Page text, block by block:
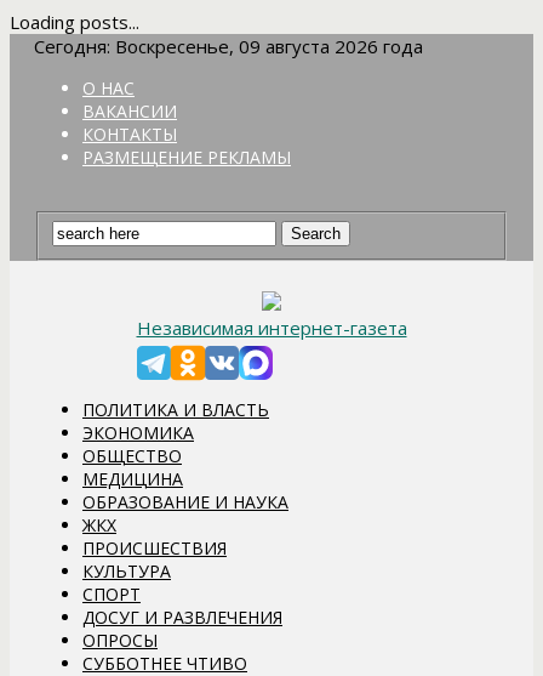
Loading posts...
Сегодня: Воскресенье, 09 августа 2026 года
О НАС
ВАКАНСИИ
КОНТАКТЫ
РАЗМЕЩЕНИЕ РЕКЛАМЫ
Независимая интернет-газета
ПОЛИТИКА И ВЛАСТЬ
ЭКОНОМИКА
ОБЩЕСТВО
МЕДИЦИНА
ОБРАЗОВАНИЕ И НАУКА
ЖКХ
ПРОИСШЕСТВИЯ
КУЛЬТУРА
СПОРТ
ДОСУГ И РАЗВЛЕЧЕНИЯ
ОПРОСЫ
СУББОТНЕЕ ЧТИВО